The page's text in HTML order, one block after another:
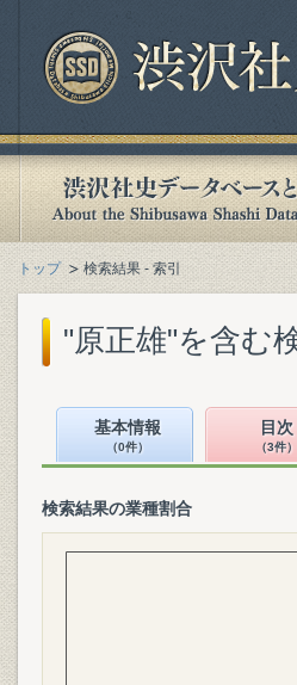
トップ 検索結果 - 索引
"原正雄"を含む
基本情報
（0件）
目次
（3件）
検索結果の業種割合